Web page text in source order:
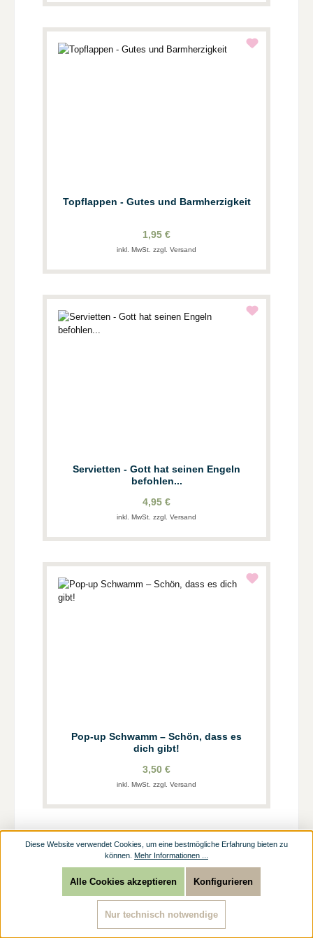
Topflappen - Gutes und Barmherzigkeit
1,95 €
inkl. MwSt. zzgl. Versand
Servietten - Gott hat seinen Engeln
befohlen...
4,95 €
inkl. MwSt. zzgl. Versand
Pop-up Schwamm – Schön, dass es
dich gibt!
3,50 €
inkl. MwSt. zzgl. Versand
Diese Website verwendet Cookies, um eine bestmögliche Erfahrung bieten zu
können. Mehr Informationen ...
Nur technisch notwendige
Konfigurieren
Alle Cookies akzeptieren